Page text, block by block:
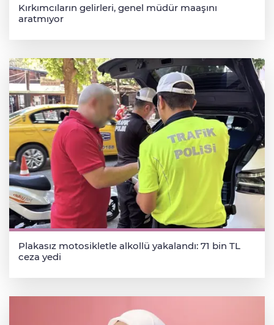
Kırkımcıların gelirleri, genel müdür maaşını
aratmıyor
Plakasız motosikletle alkollü yakalandı: 71 bin TL
ceza yedi